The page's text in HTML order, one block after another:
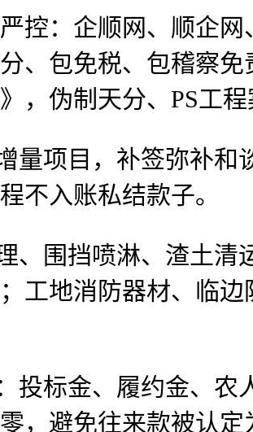
：企顺网、顺企网
、包免税、包稽察
，伪制天分、PS工程
项目，补签弥补和
不入账私结款子。
围挡喷淋、渣土清
工地消防器材、临
标金、履约金、农
，避免往来款被认定